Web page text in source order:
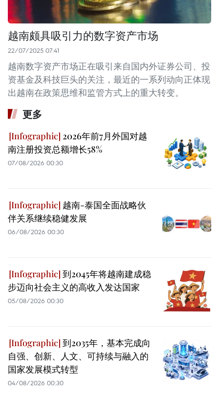
越南颇具吸引力的数字资产市场
22/07/2025 07:41
越南数字资产市场正在吸引来自国内外证券公司、投
资基金及科技巨头的关注，最近的一系列动向正体现
出越南在政策思维和监管方式上的重大转变。
更多
2026年前7月外国对越
南注册投资总额增长58%
07/08/2026 00:30
越南-泰国全面战略伙
伴关系继续稳健发展
06/08/2026 00:30
到2045年将越南建成稳
步迈向社会主义的高收入发达国家
05/08/2026 00:30
到2035年，基本完成向
自强、创新、人文、可持续与融入的
国家发展模式转型
04/08/2026 00:30